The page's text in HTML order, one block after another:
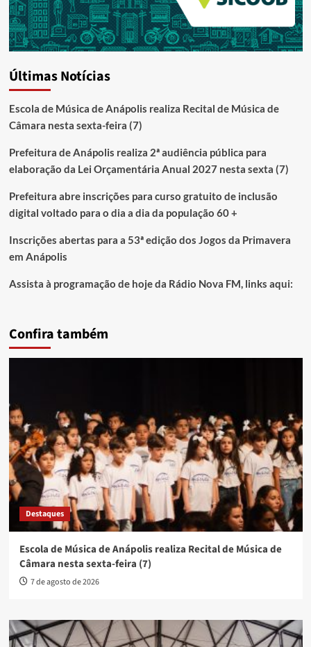
Últimas Notícias
Escola de Música de Anápolis realiza Recital de Música de
Câmara nesta sexta-feira (7)
Prefeitura de Anápolis realiza 2ª audiência pública para
elaboração da Lei Orçamentária Anual 2027 nesta sexta (7)
Prefeitura abre inscrições para curso gratuito de inclusão
digital voltado para o dia a dia da população 60 +
Inscrições abertas para a 53ª edição dos Jogos da Primavera
em Anápolis
Assista à programação de hoje da Rádio Nova FM, links aqui:
Confira também
Destaques
Escola de Música de Anápolis realiza Recital de Música de
Câmara nesta sexta-feira (7)
7 de agosto de 2026